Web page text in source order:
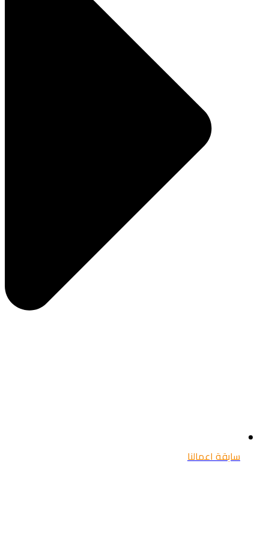
سابقة اعمالنا